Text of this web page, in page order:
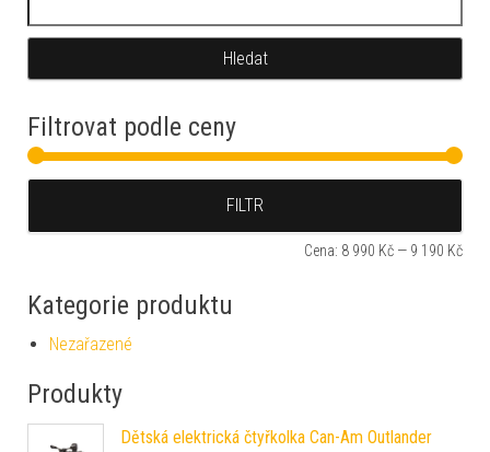
Filtrovat podle ceny
FILTR
Cena: 8 990 Kč — 9 190 Kč
Kategorie produktu
Nezařazené
Produkty
Dětská elektrická čtyřkolka Can-Am Outlander